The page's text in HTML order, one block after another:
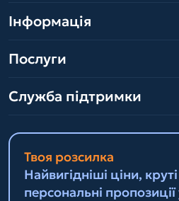
Інформація
Послуги
Служба підтримки
Твоя розсилка
Найвигідніші ціни, круті
персональні пропозиції